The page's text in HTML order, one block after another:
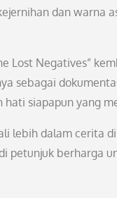
dan warna
Lost Negatives”
sebagai
siapapun yang
lebih dalam cerita
petunjuk berharga